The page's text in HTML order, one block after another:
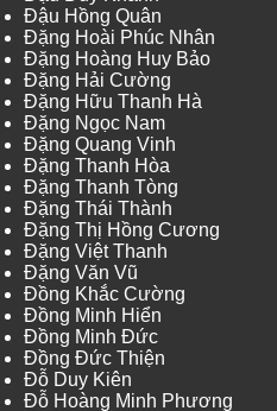
Đậu Hồng Quân
Đặng Hoài Phúc Nhân
Đặng Hoàng Huy Bảo
Đặng Hải Cường
Đặng Hữu Thanh Hà
Đặng Ngọc Nam
Đặng Quang Vinh
Đặng Thanh Hòa
Đặng Thanh Tòng
Đặng Thái Thành
Đặng Thị Hồng Cương
Đặng Việt Thanh
Đặng Văn Vũ
Đồng Khắc Cường
Đồng Minh Hiển
Đồng Minh Đức
Đồng Đức Thiện
Đỗ Duy Kiên
Đỗ Hoàng Minh Phương